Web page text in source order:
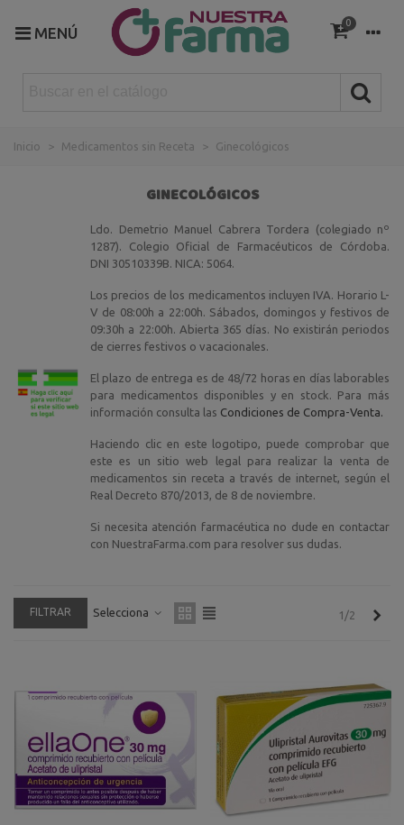
MENÚ
0
Inicio > Medicamentos sin Receta > Ginecológicos
GINECOLÓGICOS
Ldo. Demetrio Manuel Cabrera Tordera (colegiado nº
1287). Colegio Oficial de Farmacéuticos de Córdoba.
DNI 30510339B. NICA: 5064.
Los precios de los medicamentos incluyen IVA. Horario L-
V de 08:00h a 22:00h. Sábados, domingos y festivos de
09:30h a 22:00h. Abierta 365 días. No existirán periodos
de cierres festivos o vacacionales.
El plazo de entrega es de 48/72 horas en días laborables
para medicamentos disponibles y en stock. Para más
información consulta las Condiciones de Compra-Venta.
Haciendo clic en este logotipo, puede comprobar que
este es un sitio web legal para realizar la venta de
medicamentos sin receta a través de internet, según el
Real Decreto 870/2013, de 8 de noviembre.
Si necesita atención farmacéutica no dude en contactar
con NuestraFarma.com para resolver sus dudas.
FILTRAR Selecciona 1/2